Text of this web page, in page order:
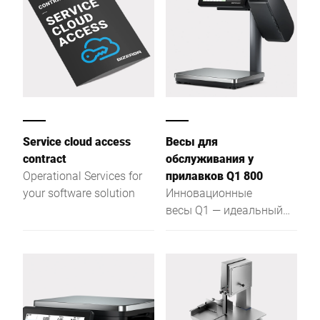
деформированные
продукты, а также
перевес и недовес.
быстрой замены
limited.
Service cloud access
contract
Operational Services for
your software solution
Весы для
обслуживания у
прилавков Q1 800
Инновационные
весы Q1 — идеальный
самообслуживания, а
также для нанесения
этикеток с ценой.
Наличие емкостного